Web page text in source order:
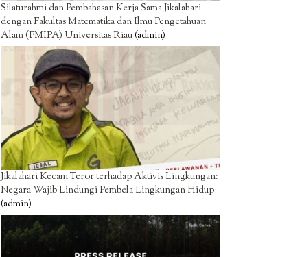
Silaturahmi dan Pembahasan Kerja Sama Jikalahari
dengan Fakultas Matematika dan Ilmu Pengetahuan
Alam (FMIPA) Universitas Riau(admin)
Jikalahari Kecam Teror terhadap Aktivis Lingkungan:
Negara Wajib Lindungi Pembela Lingkungan Hidup
(admin)